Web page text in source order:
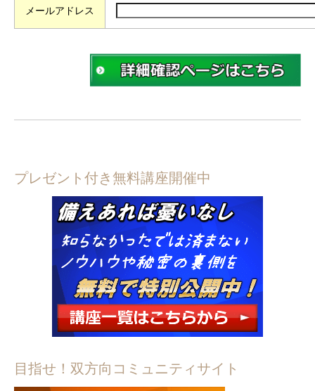
メールアドレス
プレゼント付き無料講座開催中
目指せ！双方向コミュニティサイト